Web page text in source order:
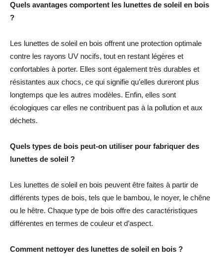
Quels avantages comportent les lunettes de soleil en bois
?
Les lunettes de soleil en bois offrent une protection optimale
contre les rayons UV nocifs, tout en restant légères et
confortables à porter. Elles sont également très durables et
résistantes aux chocs, ce qui signifie qu’elles dureront plus
longtemps que les autres modèles. Enfin, elles sont
écologiques car elles ne contribuent pas à la pollution et aux
déchets.
Quels types de bois peut-on utiliser pour fabriquer des
lunettes de soleil ?
Les lunettes de soleil en bois peuvent être faites à partir de
différents types de bois, tels que le bambou, le noyer, le chêne
ou le hêtre. Chaque type de bois offre des caractéristiques
différentes en termes de couleur et d’aspect.
Comment nettoyer des lunettes de soleil en bois ?